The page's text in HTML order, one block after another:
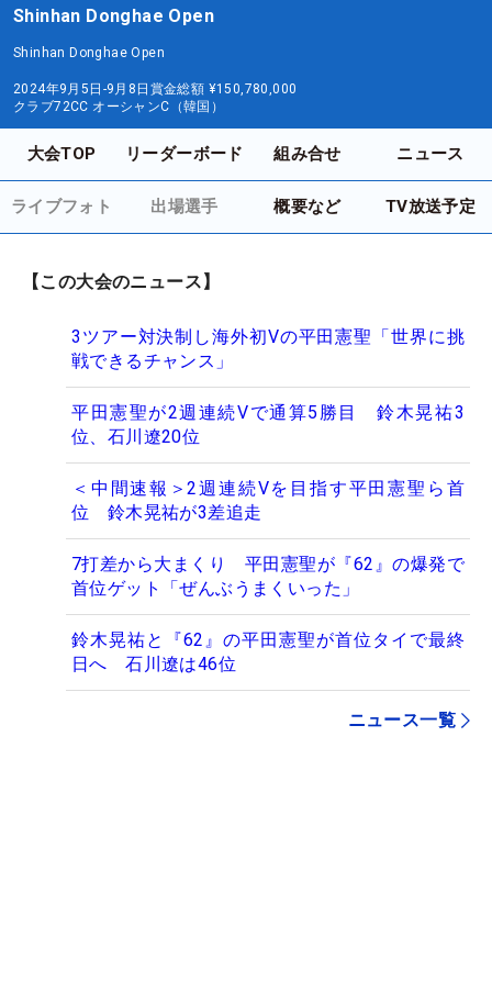
Shinhan Donghae Open
Shinhan Donghae Open
2024年9月5日-9月8日 賞金総額 ¥150,780,000
クラブ72CC オーシャンC（韓国）
大会TOP リーダーボード 組み合せ ニュース
ライブフォト 出場選手 概要など TV放送予定
【この大会のニュース】
3ツアー対決制し海外初Vの平田憲聖「世界に挑
戦できるチャンス」
平田憲聖が2週連続Vで通算5勝目 鈴木晃祐3
位、石川遼20位
＜中間速報＞2週連続Vを目指す平田憲聖ら首
位 鈴木晃祐が3差追走
7打差から大まくり 平田憲聖が『62』の爆発で
首位ゲット「ぜんぶうまくいった」
鈴木晃祐と『62』の平田憲聖が首位タイで最終
日へ 石川遼は46位
ニュース一覧